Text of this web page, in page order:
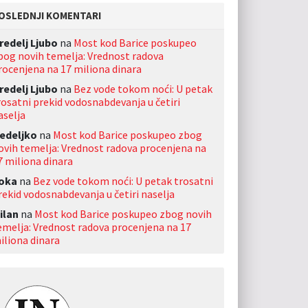
KOMENTARI
Ljubo na Most kod Barice poskupeo
novih temelja: Vrednost radova
na 17 miliona dinara
Ljubo na Bez vode tokom noći: U petak
prekid vodosnabdevanja u četiri
na Most kod Barice poskupeo zbog
temelja: Vrednost radova procenjena na
miliona dinara
na Bez vode tokom noći: U petak trosatni
vodosnabdevanja u četiri naselja
na Most kod Barice poskupeo zbog novih
Vrednost radova procenjena na 17
dinara